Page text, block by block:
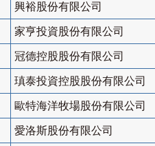
興裕股份有限公司
家亨投資股份有限公司
冠德控股股份有限公司
瑱泰投資控股股份有限公司
歐特海洋牧場股份有限公司
愛洛斯股份有限公司